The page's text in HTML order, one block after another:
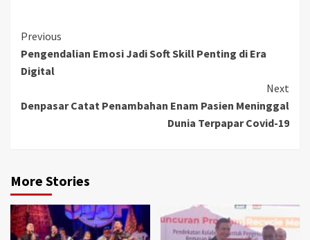
Continue
Reading
Previous
Pengendalian Emosi Jadi Soft Skill Penting di Era
Digital
Next
Denpasar Catat Penambahan Enam Pasien Meninggal
Dunia Terpapar Covid-19
More Stories